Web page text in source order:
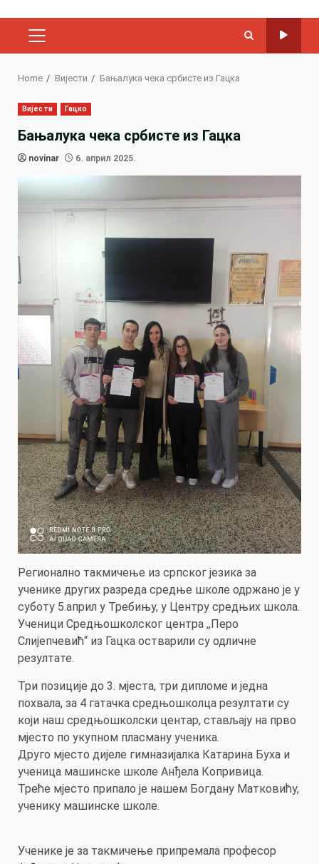
PRIMARY
Home Вијести Бањалука чека србисте из Гацка
Вијести Гацко
Бањалука чека србисте из Гацка
novinar 6. април 2025.
Регионално такмичење из српског језика за
ученике других разреда средње школе одржано је у
суботу 5.април у Требињу, у Центру средњих школа.
Ученици Средњошколског центра ,,Перо
Слијепчевић“ из Гацка остварили су одличне
резултате.
Три позиције до 3. мјеста, три дипломе и једна
похвала, за 4 гатачка средњошколца резултати су
који наш средњошколски центар, стављају на прво
мјесто по укупном пласману ученика.
Друго мјесто дијеле гимназијалка Катарина Буха и
ученица машинске школе Анђела Копривица.
Треће мјесто припало је нашем Богдану Матковићу,
ученику машинске школе.
Ученике је за такмичење припремала професор